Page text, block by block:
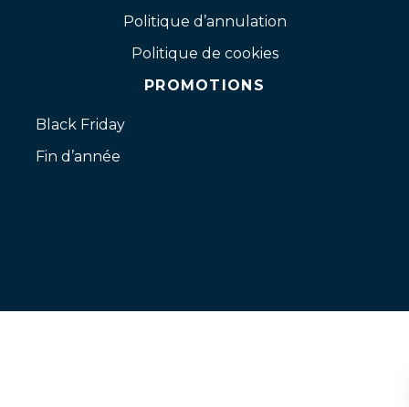
Politique d’annulation
Politique de cookies
PROMOTIONS
Black Friday
Fin d’année